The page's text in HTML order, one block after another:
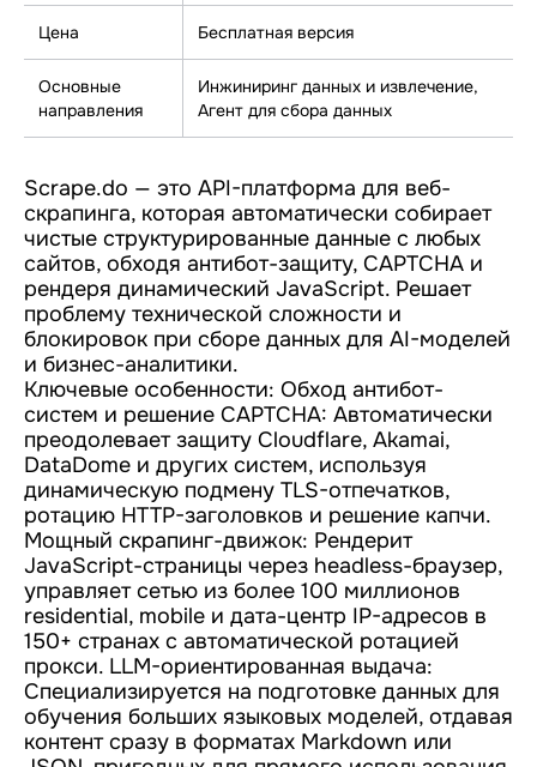
Цена Бесплатная версия
Основные
направления
Инжиниринг данных и извлечение,
Агент для сбора данных
Scrape.do — это API-платформа для веб-
скрапинга, которая автоматически собирает
чистые структурированные данные с любых
сайтов, обходя антибот-защиту, CAPTCHA и
рендеря динамический JavaScript. Решает
проблему технической сложности и
блокировок при сборе данных для AI-моделей
и бизнес-аналитики.
Ключевые особенности: Обход антибот-
систем и решение CAPTCHA: Автоматически
преодолевает защиту Cloudflare, Akamai,
DataDome и других систем, используя
динамическую подмену TLS-отпечатков,
ротацию HTTP-заголовков и решение капчи.
Мощный скрапинг-движок: Рендерит
JavaScript-страницы через headless-браузер,
управляет сетью из более 100 миллионов
residential, mobile и дата-центр IP-адресов в
150+ странах с автоматической ротацией
прокси. LLM-ориентированная выдача:
Специализируется на подготовке данных для
обучения больших языковых моделей, отдавая
контент сразу в форматах Markdown или